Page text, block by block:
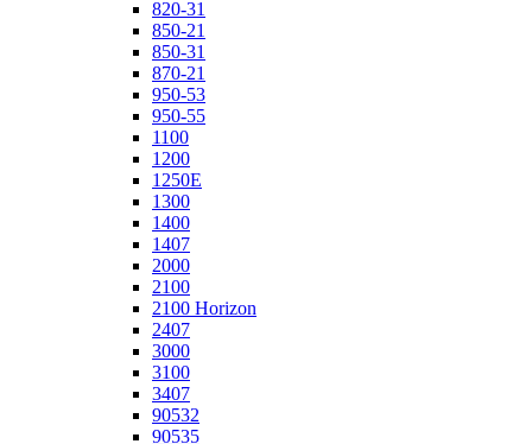
820-31
850-21
850-31
870-21
950-53
950-55
1100
1200
1250E
1300
1400
1407
2000
2100
2100 Horizon
2407
3000
3100
3407
90532
90535